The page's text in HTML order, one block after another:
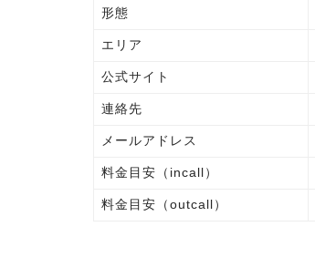
形態
エリア
公式サイト
連絡先
メールアドレス
料金目安（incall）
料金目安（outcall）